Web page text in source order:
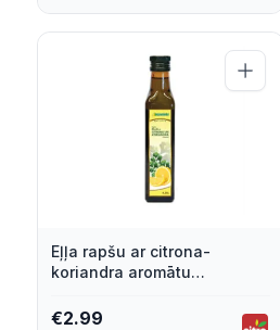
Eļļa rapšu ar citrona-
koriandra aromātu
€2.99